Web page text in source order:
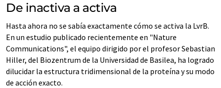
De inactiva a activa
Hasta ahora no se sabía exactamente cómo se activa la LvrB.
En un estudio publicado recientemente en "Nature
Communications", el equipo dirigido por el profesor Sebastian
Hiller, del Biozentrum de la Universidad de Basilea, ha logrado
dilucidar la estructura tridimensional de la proteína y su modo
de acción exacto.